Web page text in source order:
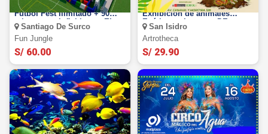
Futbol Fest y Fun Jungle:
Futbol Fest Ilimitado + 90
minutos en Inflables en EL
DERBY
Santiago De Surco
Fun Jungle
S/ 60.00
ARTROTHECA Centro de
Exhibición de animales
Exóticos e Insectos DE
MARTES A VIERNES
San Isidro
Artrotheca
S/ 29.90